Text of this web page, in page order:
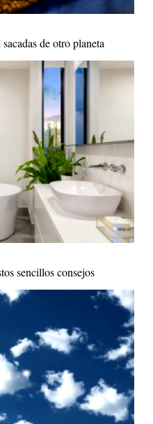
de otro planeta
sencillos consejos